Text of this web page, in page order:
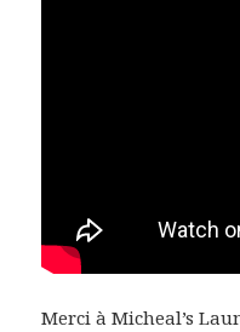
Merci à Micheal’s